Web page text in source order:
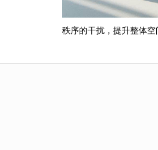
秩序的干扰，提升整体空